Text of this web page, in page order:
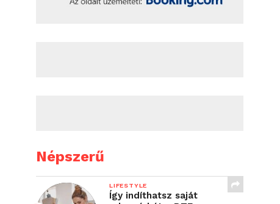
Népszerű
LIFESTYLE
Így indíthatsz saját